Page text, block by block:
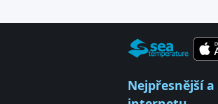
Nejpřesnější